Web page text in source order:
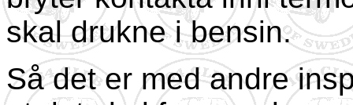
skal drukne i bensin.
Så det er med andre